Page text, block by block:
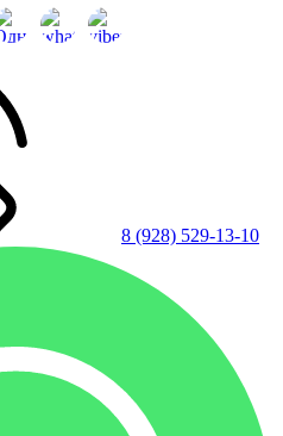
8 (928) 529-13-10